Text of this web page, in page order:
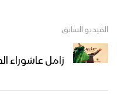
الفيديو السابق
زامل عاشوراء